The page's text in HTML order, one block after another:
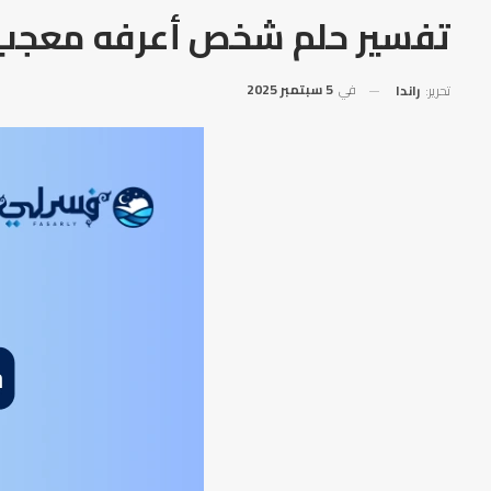
تفسير حلم شخص أعرفه
تحرير: راندا في 5 سبتمبر 2025